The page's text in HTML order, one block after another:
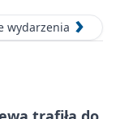
wydarzenia